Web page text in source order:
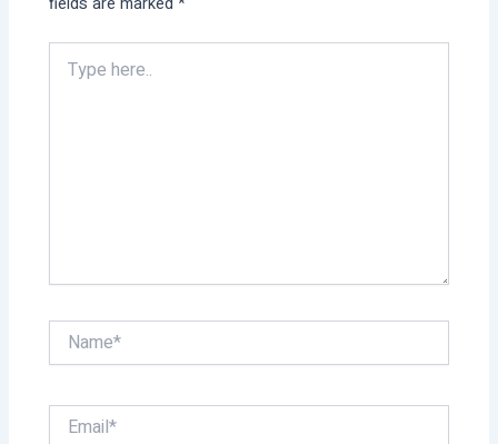
here..
Name*
Email*